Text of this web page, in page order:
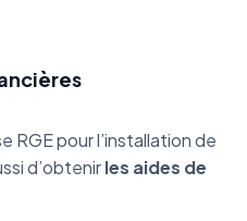
RGE pour l’installation de
d’obtenirles aides de